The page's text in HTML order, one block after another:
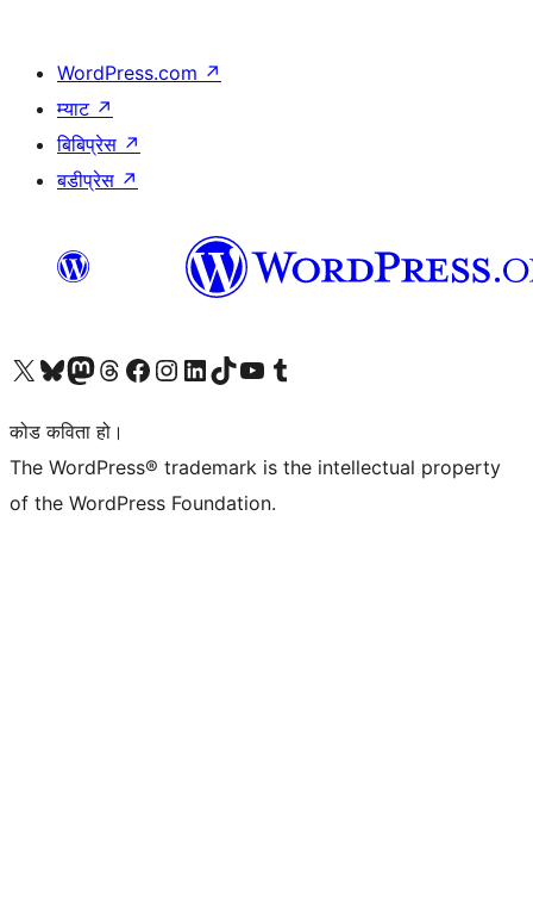
WordPress.com ↗
म्याट ↗
बिबिप्रेस ↗
बडीप्रेस ↗
हाम्रो X (पहिले ट्विटर) खातामा जानुहोस्
हाम्रो Bluesky खाता भ्रमण गर्नुहोस्
हाम्रो म्यास्टोडन खाता भ्रमण गर्नुहोस्
हाम्रो थ्रेड्स खातामा जानुहोस्
हाम्रो फेसबुक पेजमा जानुहोस्
हाम्रो इन्स्टाग्राम खातामा जानुहोस्
हाम्रो लिङ्क्डइन खातामा जानुहोस्
हाम्रो TikTok खाता भ्रमण गर्नुहोस्
हाम्रो युट्युब च्यानलमा जानुहोस्
हाम्रो टम्बलर खाता भ्रमण गर्नुहोस्
कोड कविता हो।
The WordPress® trademark is the intellectual property
of the WordPress Foundation.